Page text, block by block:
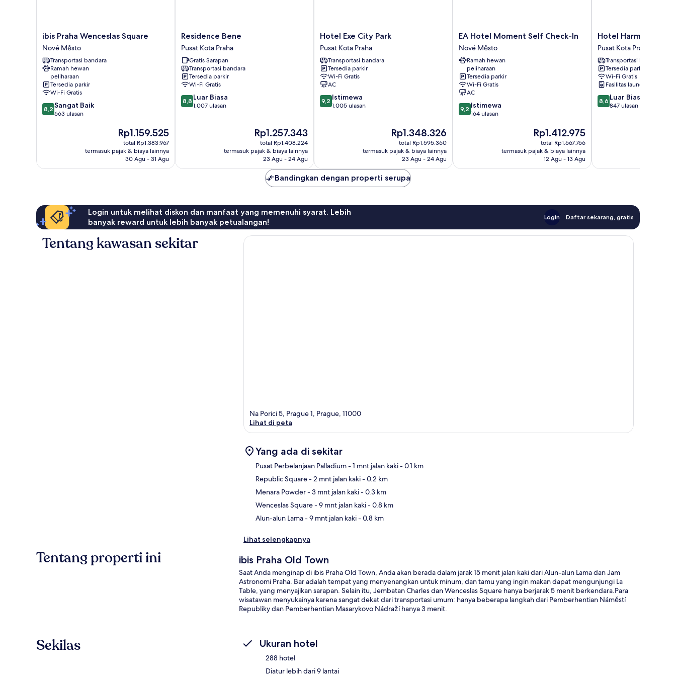
ibis
Praha
Wenceslas
Square
Nové
Město
ibis Praha Wenceslas Square
Nové Město
Transportasi bandara
Ramah hewan
peliharaan
Tersedia parkir
Wi-Fi Gratis
8.2
dari
8,2 Sangat Baik
663 ulasan
Harga
sekarang
Rp1.159.525
Rp1.159.525
total Rp1.383.967
termasuk pajak & biaya lainnya
30 Agu - 31 Agu
Residence
Bene
Pusat
Kota
Praha
Residence Bene
Pusat Kota Praha
Gratis Sarapan
Transportasi bandara
Tersedia parkir
Wi-Fi Gratis
8.8
dari
8,8 Luar Biasa
1.007 ulasan
Harga
sekarang
Rp1.257.343
Rp1.257.343
total Rp1.408.224
termasuk pajak & biaya lainnya
23 Agu - 24 Agu
Hotel
Exe
City
Park
Pusat
Kota
Praha
Hotel Exe City Park
Pusat Kota Praha
Transportasi bandara
Tersedia parkir
Wi-Fi Gratis
AC
9.2
dari
9,2 Istimewa
1.005 ulasan
Harga
sekarang
Rp1.348.326
Rp1.348.326
total Rp1.595.360
termasuk pajak & biaya lainnya
23 Agu - 24 Agu
EA
Hotel
Moment
Self
Check-
In
Nové
Město
EA Hotel Moment Self Check-In
Nové Město
Ramah hewan
peliharaan
Tersedia parkir
Wi-Fi Gratis
AC
9.2
dari
9,2 Istimewa
164 ulasan
Harga
sekarang
Rp1.412.975
Rp1.412.975
total Rp1.667.766
termasuk pajak & biaya lainnya
12 Agu - 13 Agu
Hotel
Harmony
Pusat
Kota
Praha
Hotel Harmony
Pusat Kota Praha
Transportasi bandara
Tersedia parkir
Wi-Fi Gratis
Fasilitas laundry
8.6
dari
8,6 Luar Biasa
847 ulasan
Bandingkan dengan properti serupa
Login untuk melihat diskon dan manfaat yang memenuhi syarat. Lebih
banyak reward untuk lebih banyak petualangan!
Login Daftar sekarang, gratis
Tentang kawasan sekitar
Na Porici 5, Prague 1, Prague, 11000
Lihat di peta
Yang ada di sekitar
Pusat Perbelanjaan Palladium- 1 mnt jalan kaki- 0.1 km
Republic Square- 2 mnt jalan kaki- 0.2 km
Menara Powder- 3 mnt jalan kaki- 0.3 km
Wenceslas Square- 9 mnt jalan kaki- 0.8 km
Alun-alun Lama- 9 mnt jalan kaki- 0.8 km
Lihat selengkapnya
Tentang properti ini ibis Praha Old Town
Saat Anda menginap di ibis Praha Old Town, Anda akan berada dalam jarak 15 menit jalan kaki dari Alun-alun Lama dan Jam
Astronomi Praha. Bar adalah tempat yang menyenangkan untuk minum, dan tamu yang ingin makan dapat mengunjungi La
Table, yang menyajikan sarapan. Selain itu, Jembatan Charles dan Wenceslas Square hanya berjarak 5 menit berkendara.Para
wisatawan menyukainya karena sangat dekat dari transportasi umum: hanya beberapa langkah dari Pemberhentian Náměstí
Republiky dan Pemberhentian Masarykovo Nádraží hanya 3 menit.
Sekilas Ukuran hotel
288 hotel
Diatur lebih dari 9 lantai